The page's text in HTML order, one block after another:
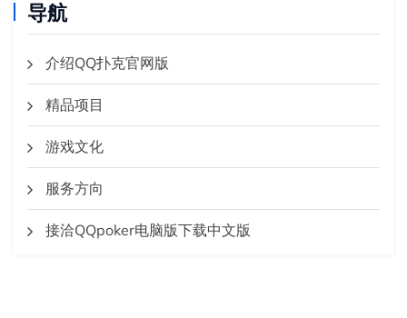
导航
介绍QQ扑克官网版
精品项目
游戏文化
服务方向
接洽QQpoker电脑版下载中文版